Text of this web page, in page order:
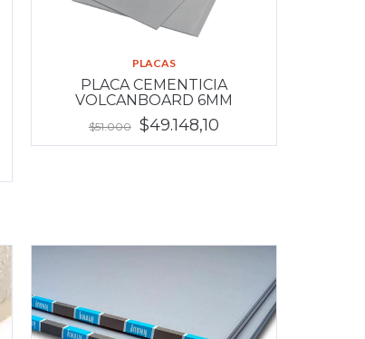
PLACAS
PLACA CEMENTICIA
VOLCANBOARD 6MM
$51.000 $49.148,10